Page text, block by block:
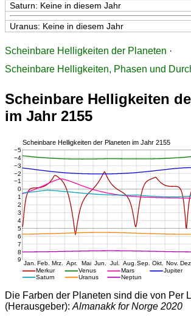
Saturn: Keine in diesem Jahr
Uranus: Keine in diesem Jahr
Scheinbare Helligkeiten der Planeten ·
Scheinbare Helligkeiten, Phasen und
Scheinbare Helligkeiten
im Jahr 2155
Die Farben der Planeten sind die von Per
(Herausgeber): Almanakk for Norge 2020